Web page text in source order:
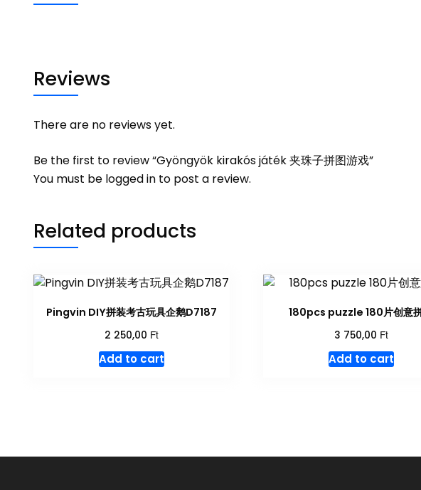
Reviews
There are no reviews yet.
Be the first to review “Gyöngyök kirakós játék 夹珠子拼图游戏”
You must be logged in to post a review.
Related products
Pingvin DIY拼装考古玩具企鹅D7187
2 250,00 Ft
Add to cart
180pcs puzzle 180片创意
3 750,00 Ft
Add to cart